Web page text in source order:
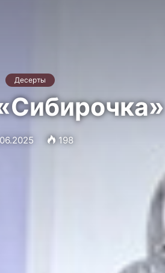
Десерты
198